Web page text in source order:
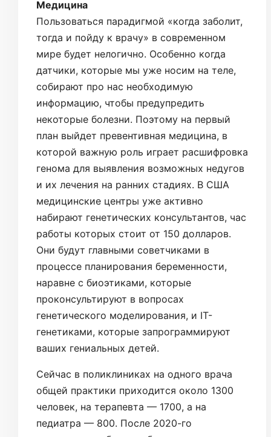
Медицина
Пользоваться парадигмой «когда заболит,
тогда и пойду к врачу» в современном
мире будет нелогично. Особенно когда
датчики, которые мы уже носим на теле,
собирают про нас необходимую
информацию, чтобы предупредить
некоторые болезни. Поэтому на первый
план выйдет превентивная медицина, в
которой важную роль играет расшифровка
генома для выявления возможных недугов
и их лечения на ранних стадиях. В США
медицинские центры уже активно
набирают генетических консультантов, час
работы которых стоит от 150 долларов.
Они будут главными советчиками в
процессе планирования беременности,
наравне с биоэтиками, которые
проконсультируют в вопросах
генетического моделирования, и IT-
генетиками, которые запрограммируют
ваших гениальных детей.
Сейчас в поликлиниках на одного врача
общей практики приходится около 1300
человек, на терапевта — 1700, а на
педиатра — 800. После 2020-го